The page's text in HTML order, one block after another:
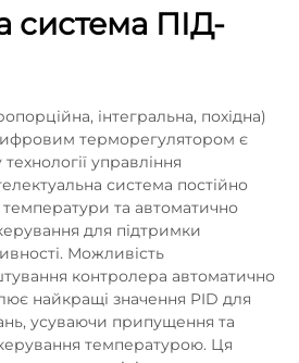
система ПІД-
інтегральна, похідна)
терморегулятором є
управління
система постійно
та автоматично
для підтримки
Можливість
контролера автоматично
найкращі значення PID для
усуваючи припущення та
температурою. Ця